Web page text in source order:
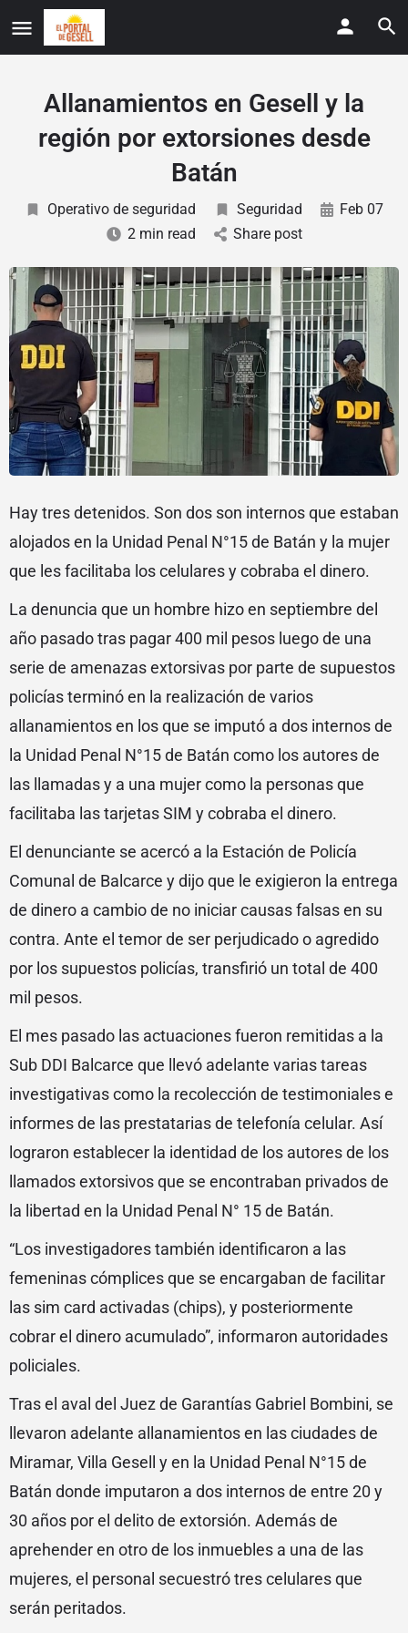
Allanamientos en Gesell y la
región por extorsiones desde
Batán
Operativo de seguridad Seguridad
Feb 07
2 min read
Share post
Hay tres detenidos. Son dos son internos que estaban
alojados en la Unidad Penal N°15 de Batán y la mujer
que les facilitaba los celulares y cobraba el dinero.
La denuncia que un hombre hizo en septiembre del
año pasado tras pagar 400 mil pesos luego de una
serie de amenazas extorsivas por parte de supuestos
policías terminó en la realización de varios
allanamientos en los que se imputó a dos internos de
la Unidad Penal N°15 de Batán como los autores de
las llamadas y a una mujer como la personas que
facilitaba las tarjetas SIM y cobraba el dinero.
El denunciante se acercó a la Estación de Policía
Comunal de Balcarce y dijo que le exigieron la entrega
de dinero a cambio de no iniciar causas falsas en su
contra. Ante el temor de ser perjudicado o agredido
por los supuestos policías, transfirió un total de 400
mil pesos.
El mes pasado las actuaciones fueron remitidas a la
Sub DDI Balcarce que llevó adelante varias tareas
investigativas como la recolección de testimoniales e
informes de las prestatarias de telefonía celular. Así
lograron establecer la identidad de los autores de los
llamados extorsivos que se encontraban privados de
la libertad en la Unidad Penal N° 15 de Batán.
“Los investigadores también identificaron a las
femeninas cómplices que se encargaban de facilitar
las sim card activadas (chips), y posteriormente
cobrar el dinero acumulado”, informaron autoridades
policiales.
Tras el aval del Juez de Garantías Gabriel Bombini, se
llevaron adelante allanamientos en las ciudades de
Miramar, Villa Gesell y en la Unidad Penal N°15 de
Batán donde imputaron a dos internos de entre 20 y
30 años por el delito de extorsión. Además de
aprehender en otro de los inmuebles a una de las
mujeres, el personal secuestró tres celulares que
serán peritados.